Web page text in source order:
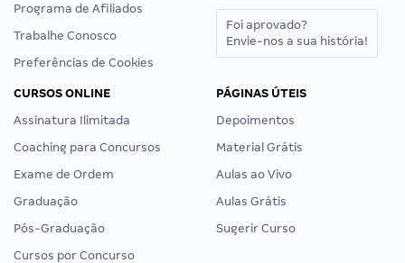
Programa de Afiliados
Trabalhe Conosco
Preferências de Cookies
Foi aprovado?
Envie-nos a sua história!
CURSOS ONLINE
Assinatura Ilimitada
Coaching para Concursos
Exame de Ordem
Graduação
Pós-Graduação
Cursos por Concurso
PÁGINAS ÚTEIS
Depoimentos
Material Grátis
Aulas ao Vivo
Aulas Grátis
Sugerir Curso